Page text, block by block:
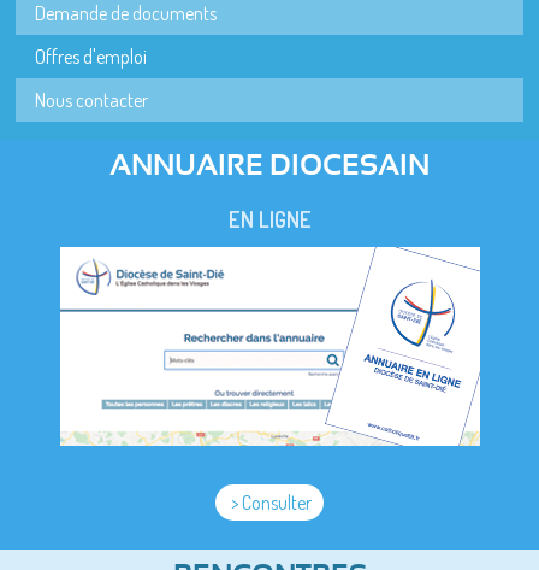
Demande de documents
Offres d'emploi
Nous contacter
ANNUAIRE DIOCESAIN
EN LIGNE
> Consulter